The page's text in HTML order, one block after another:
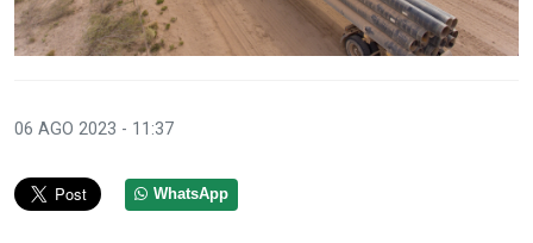
06 AGO 2023 - 11:37
WhatsApp